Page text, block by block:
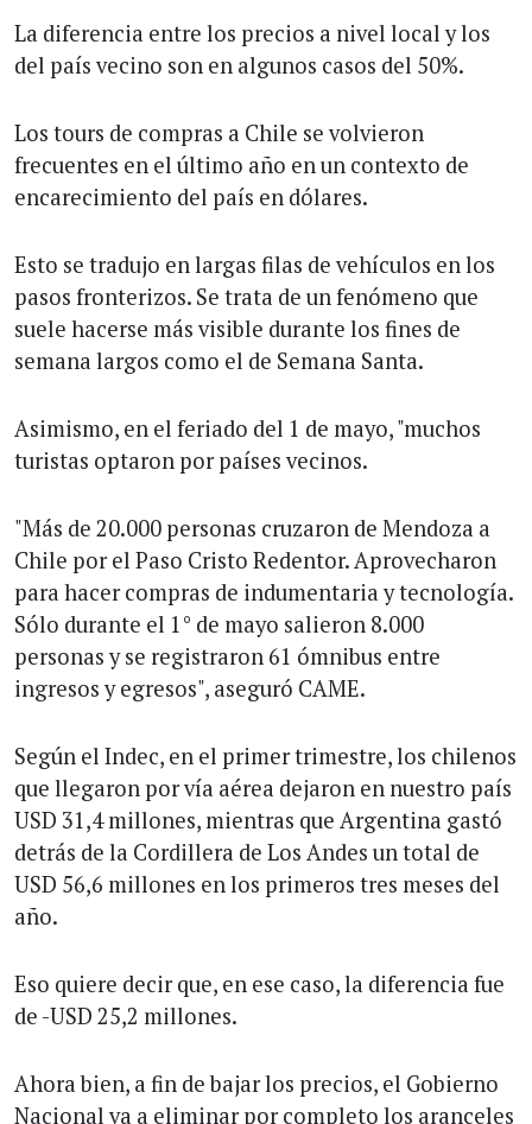
La diferencia entre los precios a nivel local y los
del país vecino son en algunos casos del 50%.
Los tours de compras a Chile se volvieron
frecuentes en el último año en un contexto de
encarecimiento del país en dólares.
Esto se tradujo en largas filas de vehículos en los
pasos fronterizos. Se trata de un fenómeno que
suele hacerse más visible durante los fines de
semana largos como el de Semana Santa.
Asimismo, en el feriado del 1 de mayo, "muchos
turistas optaron por países vecinos.
"Más de 20.000 personas cruzaron de Mendoza a
Chile por el Paso Cristo Redentor. Aprovecharon
para hacer compras de indumentaria y tecnología.
Sólo durante el 1° de mayo salieron 8.000
personas y se registraron 61 ómnibus entre
ingresos y egresos", aseguró CAME.
Según el Indec, en el primer trimestre, los chilenos
que llegaron por vía aérea dejaron en nuestro país
USD 31,4 millones, mientras que Argentina gastó
detrás de la Cordillera de Los Andes un total de
USD 56,6 millones en los primeros tres meses del
año.
Eso quiere decir que, en ese caso, la diferencia fue
de -USD 25,2 millones.
Ahora bien, a fin de bajar los precios, el Gobierno
Nacional va a eliminar por completo los aranceles